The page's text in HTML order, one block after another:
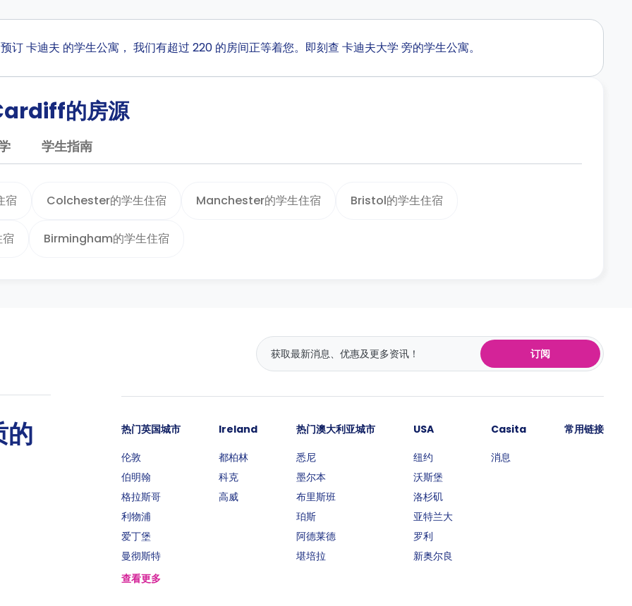
订 卡迪夫 的学生公寓， 我们有超过 220 的房间正等着您。即刻查 卡迪夫大学 旁的学生公寓。
的房源
学生指南
宿 Colchester的学生住宿 Manchester的学生住宿 Bristol的学生住宿
Birmingham的学生住宿
订阅
的
热门英国城市
伦敦
伯明翰
格拉斯哥
利物浦
爱丁堡
曼彻斯特
查看更多
Ireland
都柏林
科克
高威
热门澳大利亚城市
悉尼
墨尔本
布里斯班
珀斯
阿德莱德
堪培拉
USA
纽约
沃斯堡
洛杉矶
亚特兰大
罗利
新奥尔良
Casita
消息
常用链接